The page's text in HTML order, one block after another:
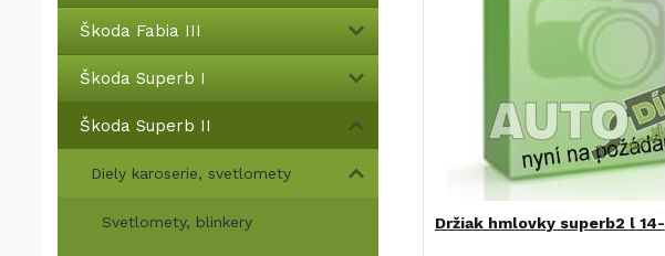
Škoda Fabia III
Škoda Superb I
Škoda Superb II
Diely karoserie, svetlomety
Svetlomety, blinkery Držiak hmlovky superb2 l 14-